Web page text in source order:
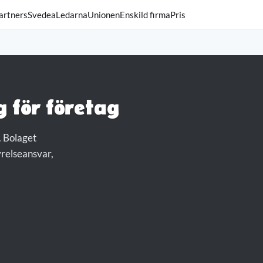
SvedeaLedarnaUnionenEnskild firmaPris
för företag
Bolaget